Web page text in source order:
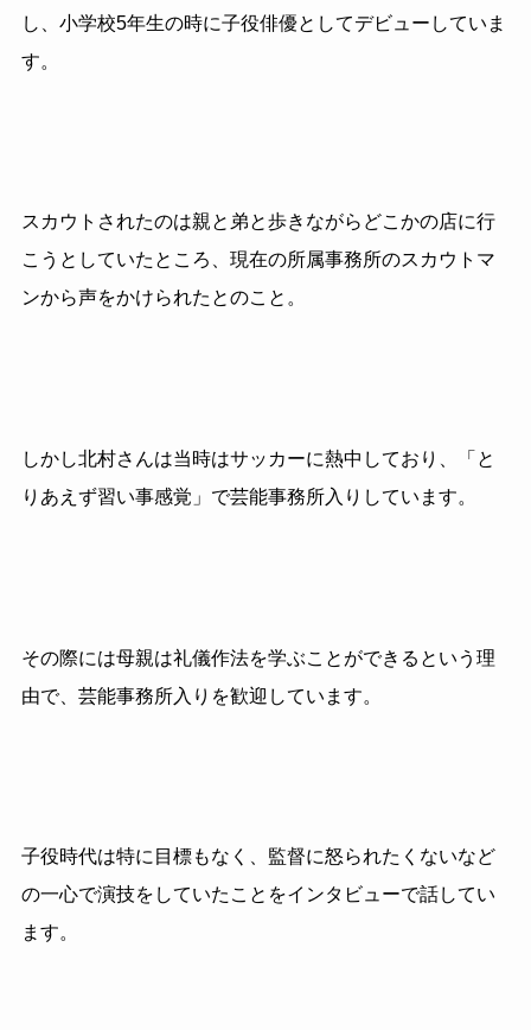
し、小学校5年生の時に子役俳優としてデビューしていま
す。
スカウトされたのは親と弟と歩きながらどこかの店に行
こうとしていたところ、現在の所属事務所のスカウトマ
ンから声をかけられたとのこと。
しかし北村さんは当時はサッカーに熱中しており、「と
りあえず習い事感覚」で芸能事務所入りしています。
その際には母親は礼儀作法を学ぶことができるという理
由で、芸能事務所入りを歓迎しています。
子役時代は特に目標もなく、監督に怒られたくないなど
の一心で演技をしていたことをインタビューで話してい
ます。